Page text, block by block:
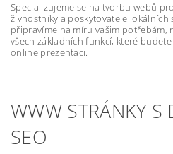
Specializujeme se na tvorbu webů
živnostníky a poskytovatele lokálních
připravíme na míru vašim potřebám,
všech základních funkcí, které
online prezentaci.
WWW STRÁNKY S
SEO